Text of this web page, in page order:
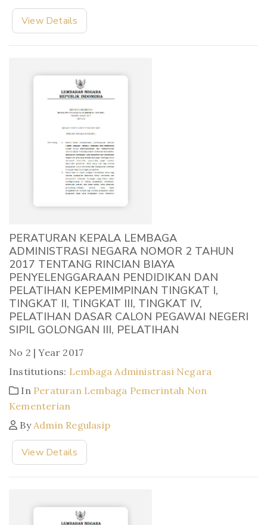
View Details
PERATURAN KEPALA LEMBAGA
ADMINISTRASI NEGARA NOMOR 2 TAHUN
2017 TENTANG RINCIAN BIAYA
PENYELENGGARAAN PENDIDIKAN DAN
PELATIHAN KEPEMIMPINAN TINGKAT I,
TINGKAT II, TINGKAT III, TINGKAT IV,
PELATIHAN DASAR CALON PEGAWAI NEGERI
SIPIL GOLONGAN III, PELATIHAN
No 2 | Year 2017
Institutions: Lembaga Administrasi Negara
In Peraturan Lembaga Pemerintah Non
Kementerian
By Admin Regulasip
View Details